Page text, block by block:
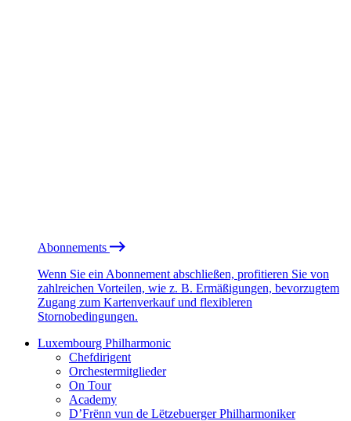
Abonnements
Wenn Sie ein Abonnement abschließen, profitieren Sie von
zahlreichen Vorteilen, wie z. B. Ermäßigungen, bevorzugtem
Zugang zum Kartenverkauf und flexibleren
Stornobedingungen.
Luxembourg Philharmonic
Chefdirigent
Orchestermitglieder
On Tour
Academy
D’Frënn vun de Lëtzebuerger Philharmoniker